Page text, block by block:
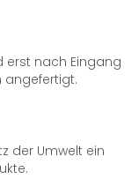
erst nach Eingang
angefertigt.
der Umwelt ein